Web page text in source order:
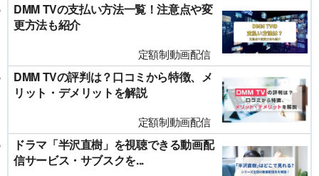
DMM TVの支払い方法一覧！注意点や変
更方法も紹介
定額制動画配信
DMM TVの評判は？口コミから特徴、メ
リット・デメリットを解説
定額制動画配信
ドラマ「半沢直樹」を視聴できる動画配
信サービス・サブスクを...